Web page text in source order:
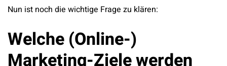
Nun ist noch die wichtige Frage zu klären:
Welche (Online-)
Marketing-Ziele werden